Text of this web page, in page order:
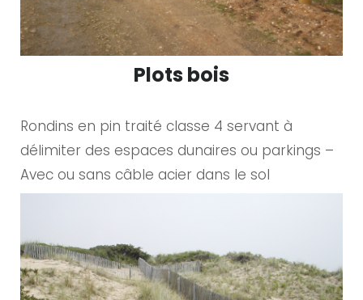
Plots bois
Rondins en pin traité classe 4 servant à
délimiter des espaces dunaires ou parkings –
Avec ou sans câble acier dans le sol